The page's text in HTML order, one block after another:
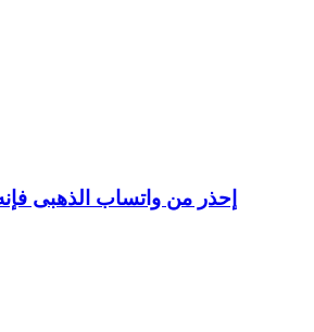
إحذر من واتساب الذهبى